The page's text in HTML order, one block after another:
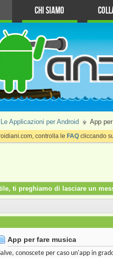
Chi Siamo
Le Applicazioni per Android App
controlla le FAQcliccando
ti preghiamo di lasciare un
App per fare musica
conoscete per caso un'app in